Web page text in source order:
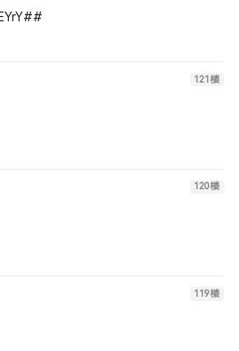
121楼
120楼
119楼